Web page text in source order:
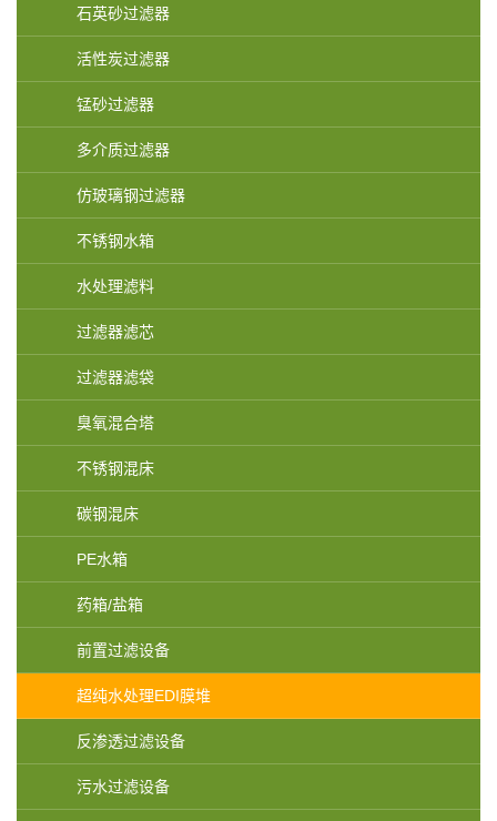
石英砂过滤器
活性炭过滤器
锰砂过滤器
多介质过滤器
仿玻璃钢过滤器
不锈钢水箱
水处理滤料
过滤器滤芯
过滤器滤袋
臭氧混合塔
不锈钢混床
碳钢混床
PE水箱
药箱/盐箱
前置过滤设备
超纯水处理EDI膜堆
反渗透过滤设备
污水过滤设备